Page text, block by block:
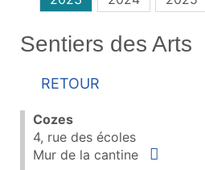
Sentiers des Arts
Retour
Cozes
4, rue des écoles
Mur de la cantine
Situer